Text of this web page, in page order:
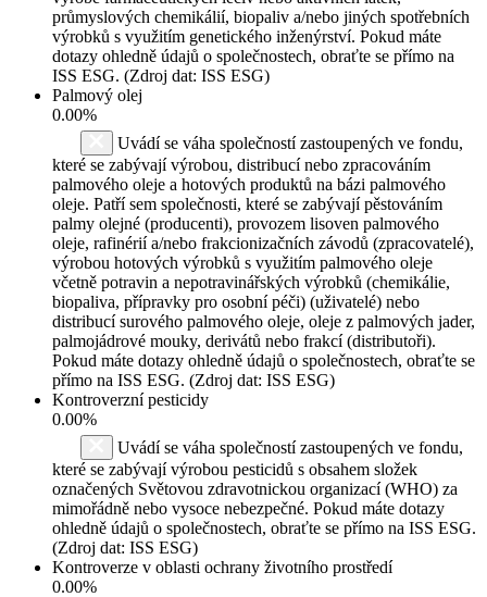
průmyslových chemikálií, biopaliv a/nebo jiných spotřebních
výrobků s využitím genetického inženýrství. Pokud máte
dotazy ohledně údajů o společnostech, obraťte se přímo na
ISS ESG. (Zdroj dat: ISS ESG)
Palmový olej
0.00%
Uvádí se váha společností zastoupených ve fondu,
které se zabývají výrobou, distribucí nebo zpracováním
palmového oleje a hotových produktů na bázi palmového
oleje. Patří sem společnosti, které se zabývají pěstováním
palmy olejné (producenti), provozem lisoven palmového
oleje, rafinérií a/nebo frakcionizačních závodů (zpracovatelé),
výrobou hotových výrobků s využitím palmového oleje
včetně potravin a nepotravinářských výrobků (chemikálie,
biopaliva, přípravky pro osobní péči) (uživatelé) nebo
distribucí surového palmového oleje, oleje z palmových jader,
palmojádrové mouky, derivátů nebo frakcí (distributoři).
Pokud máte dotazy ohledně údajů o společnostech, obraťte se
přímo na ISS ESG. (Zdroj dat: ISS ESG)
Kontroverzní pesticidy
0.00%
Uvádí se váha společností zastoupených ve fondu,
které se zabývají výrobou pesticidů s obsahem složek
označených Světovou zdravotnickou organizací (WHO) za
mimořádně nebo vysoce nebezpečné. Pokud máte dotazy
ohledně údajů o společnostech, obraťte se přímo na ISS ESG.
(Zdroj dat: ISS ESG)
Kontroverze v oblasti ochrany životního prostředí
0.00%